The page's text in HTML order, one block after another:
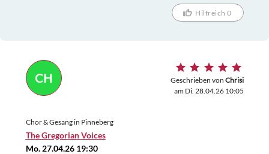
Hilfreich 0
CH Geschrieben von Chrisi
am Di. 28.04.26 10:05
Chor & Gesang in Pinneberg
The Gregorian Voices
Mo. 27.04.26 19:30